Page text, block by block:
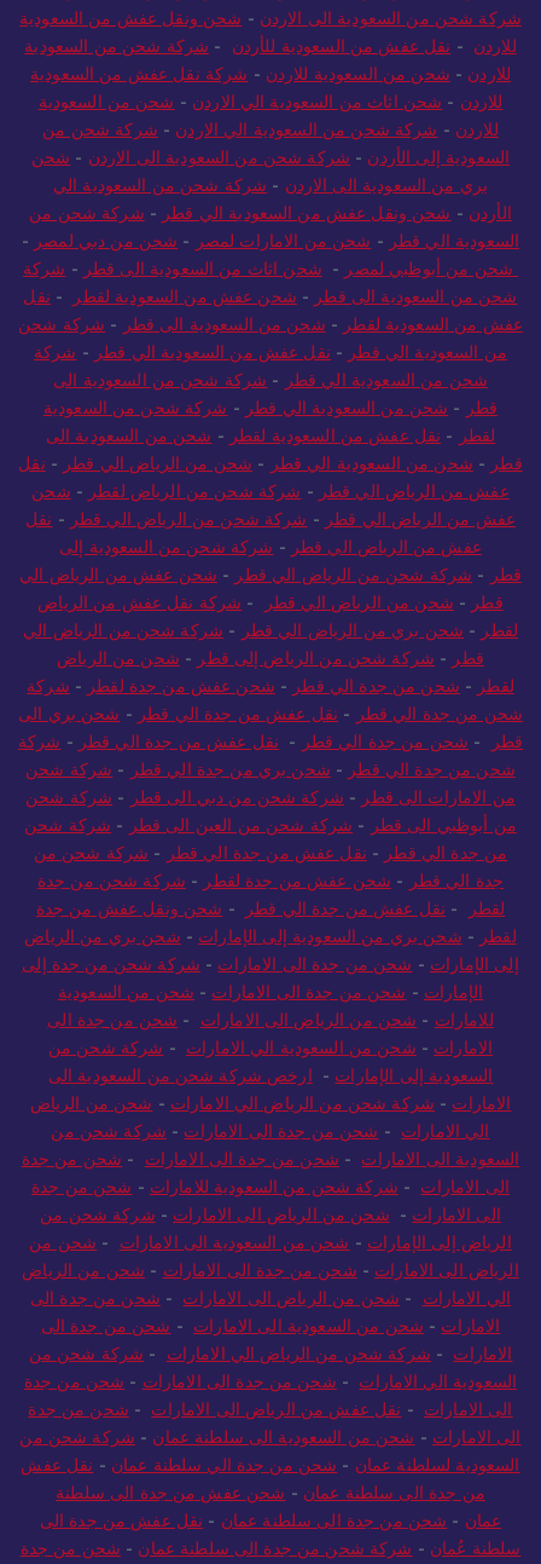
شركة شحن من السعودية الى الاردن - شحن ونقل عفش من السعودية
للاردن - نقل عفش من السعودية للأردن - شركة شحن من السعودية
للاردن - شحن من السعودية للاردن - شركة نقل عفش من السعودية
للاردن - شحن اثاث من السعودية الي الاردن - شحن من السعودية
للاردن - شركة شحن من السعودية الي الاردن - شركة شحن من
السعودية إلى الأردن - شركة شحن من السعودية الى الاردن - شحن
بري من السعودية الى الاردن - شركة شحن من السعودية الي
الأردن - شحن ونقل عفش من السعودية الي قطر - شركة شحن من
السعودية الي قطر - شحن من الامارات لمصر - شحن من دبي لمصر -
شحن من أبوظبي لمصر - شحن اثاث من السعودية الى قطر - شركة
شحن من السعودية الى قطر - شحن عفش من السعودية لقطر - نقل
عفش من السعودية لقطر - شحن من السعودية الى قطر - شركة شحن
من السعودية الي قطر - نقل عفش من السعودية الي قطر - شركة
شحن من السعودية الي قطر - شركة شحن من السعودية الى
قطر - شحن من السعودية الي قطر - شركة شحن من السعودية
لقطر - نقل عفش من السعودية لقطر - شحن من السعودية الى
قطر - شحن من السعودية الي قطر - شحن من الرياض الي قطر - نقل
عفش من الرياض الي قطر - شركة شحن من الرياض لقطر - شحن
عفش من الرياض الي قطر - شركة شحن من الرياض الي قطر - نقل
عفش من الرياض الي قطر - شركة شحن من السعودية إلى
قطر - شركة شحن من الرياض الي قطر - شحن عفش من الرياض الي
قطر - شحن من الرياض الي قطر - شركة نقل عفش من الرياض
لقطر - شحن بري من الرياض الي قطر - شركة شحن من الرياض الي
قطر - شركة شحن من الرياض إلى قطر - شحن من الرياض
لقطر - شحن من جدة الي قطر - شحن عفش من جدة لقطر - شركة
شحن من جدة الي قطر - نقل عفش من جدة الي قطر - شحن بري الى
قطر
- شحن من جدة الي قطر - نقل عفش من جدة الي قطر - شركة
شحن من جدة الي قطر - شحن بري من جدة الي قطر - شركة شحن
من الامارات الى قطر - شركة شحن من دبي الى قطر - شركة شحن
من أبوظبي الى قطر - شركة شحن من العين الى قطر - شركة شحن
من جدة الي قطر - نقل عفش من جدة الي قطر - شركة شحن من
جدة الي قطر - شحن عفش من جدة لقطر - شركة شحن من جدة
لقطر
- نقل عفش من جدة الي قطر - شحن ونقل عفش من جدة
لقطر - شحن بري من السعودية إلى الإمارات - شحن بري من الرياض
إلى الإمارات - شحن من جدة الى الامارات - شركة شحن من جدة إلى
الإمارات - شحن من جدة الى الامارات - شحن من السعودية
للامارات - شحن من الرياض الى الامارات - شحن من جدة الى
الامارات - شحن من السعودية الي الامارات - شركة شحن من
السعودية إلى الإمارات - ارخص شركة شحن من السعودية الى
الامارات - شركة شحن من الرياض الي الامارات - شحن من الرياض
الي الامارات - شحن من جدة الى الامارات - شركة شحن من
السعودية الى الامارات - شحن من جدة الى الامارات - شحن من جدة
الى الامارات - شركة شحن من السعودية للامارات - شحن من جدة
الى الامارات - شحن من الرياض الى الامارات - شركة شحن من
الرياض إلى الإمارات - شحن من السعودية الى الامارات - شحن من
الرياض الى الامارات - شحن من جدة الى الامارات - شحن من الرياض
الي الامارات - شحن من الرياض الى الامارات - شحن من جدة الى
الامارات - شحن من السعودية الى الامارات - شحن من جدة الى
الامارات - شركة شحن من الرياض الي الامارات - شركة شحن من
السعودية الي الامارات - شحن من جدة الى الامارات - شحن من جدة
الى الامارات - نقل عفش من الرياض الى الامارات - شحن من جدة
الى الامارات - شحن من السعودية الى سلطنة عمان - شركة شحن من
السعودية لسلطنة عمان - شحن من جدة الي سلطنة عمان - نقل عفش
من جدة الى سلطنة عمان - شحن عفش من جدة الى سلطنة
عمان - شحن من جدة الى سلطنة عمان - نقل عفش من جدة الى
سلطنة عُمان - شركة شحن من جدة الى سلطنة عمان - شحن من جدة